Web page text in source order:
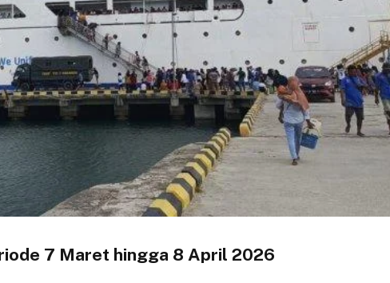
7 Maret hingga 8 April 2026